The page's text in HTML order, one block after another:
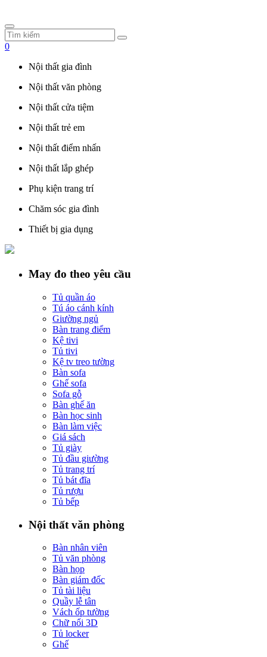
0
Nội thất gia đình
Nội thất văn phòng
Nội thất cửa tiệm
Nội thất trẻ em
Nội thất điểm nhấn
Nội thất lắp ghép
Phụ kiện trang trí
Chăm sóc gia đình
Thiết bị gia dụng
May đo theo yêu cầu
Tủ quần áo
Tú áo cánh kính
Giường ngủ
Bàn trang điểm
Kệ tivi
Tủ tivi
Kệ tv treo tường
Bàn sofa
Ghế sofa
Sofa gỗ
Bàn ghế ăn
Bàn học sinh
Bàn làm việc
Giá sách
Tủ giày
Tủ đầu giường
Tủ trang trí
Tủ bát đĩa
Tủ rượu
Tủ bếp
Nội thất văn phòng
Bàn nhân viên
Tủ văn phòng
Bàn họp
Bàn giám đốc
Tủ tài liệu
Quầy lễ tân
Vách ốp tường
Chữ nổi 3D
Tủ locker
Ghế